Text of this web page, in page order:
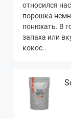
относился
порошка
понюхать. В
запаха или
кокос..